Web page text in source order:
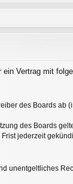
Vertrag mit
des Boards ab
des Boards
jederzeit
unentgeltliches